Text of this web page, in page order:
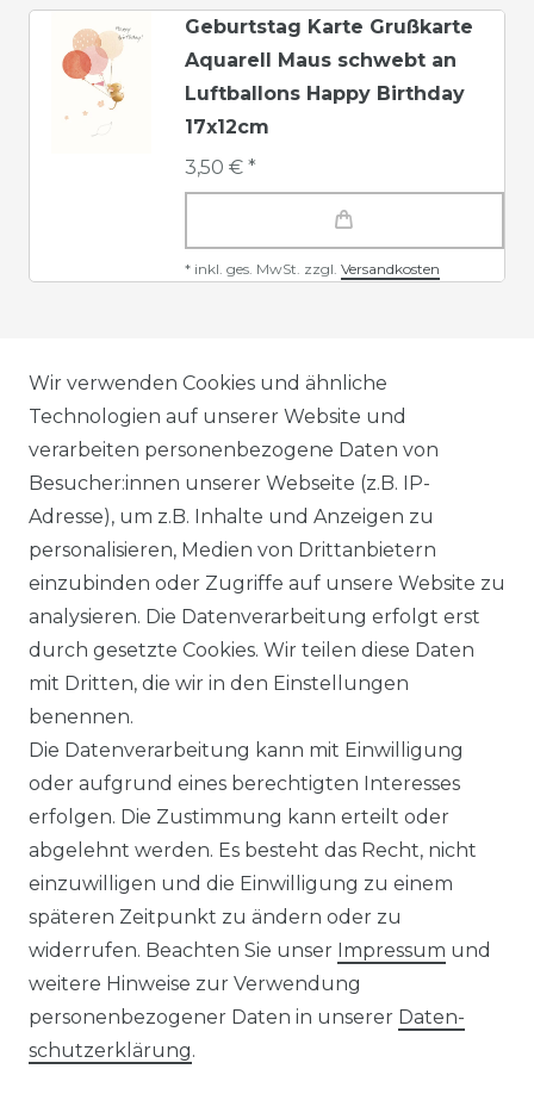
Geburtstag Karte Grußkarte
Aquarell Maus schwebt an
Luftballons Happy Birthday
17x12cm
3,50 € *
* inkl. ges. MwSt. zzgl. Versandkosten
AGB
DATENSCHUTZERKLÄRUNG
WIDERRUFSRECHT
IMPRESSUM
KONTAKT
Unsere Zahlungsmöglichkeiten
Wir versenden mit
Wir verwenden Cookies und ähnliche
Technologien auf unserer Website und
verarbeiten personenbezogene Daten von
Besucher:innen unserer Webseite (z.B. IP-
Adresse), um z.B. Inhalte und Anzeigen zu
personalisieren, Medien von Drittanbietern
einzubinden oder Zugriffe auf unsere Website zu
analysieren. Die Datenverarbeitung erfolgt erst
durch gesetzte Cookies. Wir teilen diese Daten
mit Dritten, die wir in den Einstellungen
benennen.
Die Datenverarbeitung kann mit Einwilligung
oder aufgrund eines berechtigten Interesses
erfolgen. Die Zustimmung kann erteilt oder
abgelehnt werden. Es besteht das Recht, nicht
einzuwilligen und die Einwilligung zu einem
späteren Zeitpunkt zu ändern oder zu
widerrufen. Beachten Sie unser Impressum und
weitere Hinweise zur Verwendung
personenbezogener Daten in unserer Daten­
schutz­erklärung.